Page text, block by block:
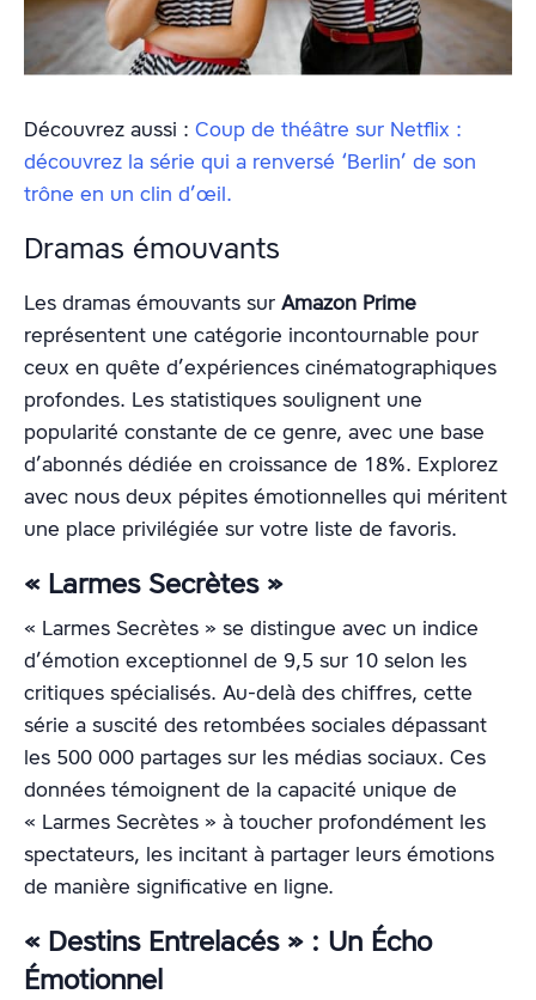
Découvrez aussi : Coup de théâtre sur Netflix :
découvrez la série qui a renversé ‘Berlin’ de son
trône en un clin d’œil.
Dramas émouvants
Les dramas émouvants sur Amazon Prime
représentent une catégorie incontournable pour
ceux en quête d’expériences cinématographiques
profondes. Les statistiques soulignent une
popularité constante de ce genre, avec une base
d’abonnés dédiée en croissance de 18%. Explorez
avec nous deux pépites émotionnelles qui méritent
une place privilégiée sur votre liste de favoris.
« Larmes Secrètes »
« Larmes Secrètes » se distingue avec un indice
d’émotion exceptionnel de 9,5 sur 10 selon les
critiques spécialisés. Au-delà des chiffres, cette
série a suscité des retombées sociales dépassant
les 500 000 partages sur les médias sociaux. Ces
données témoignent de la capacité unique de
« Larmes Secrètes » à toucher profondément les
spectateurs, les incitant à partager leurs émotions
de manière significative en ligne.
« Destins Entrelacés » : Un Écho
Émotionnel